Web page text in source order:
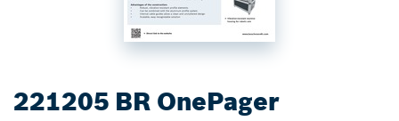
221205 BR OnePager